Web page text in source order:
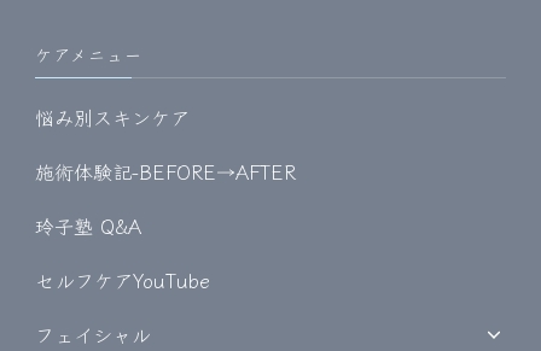
ケアメニュー
悩み別スキンケア
施術体験記-BEFORE→AFTER
玲子塾 Q&A
セルフケアYouTube
フェイシャル